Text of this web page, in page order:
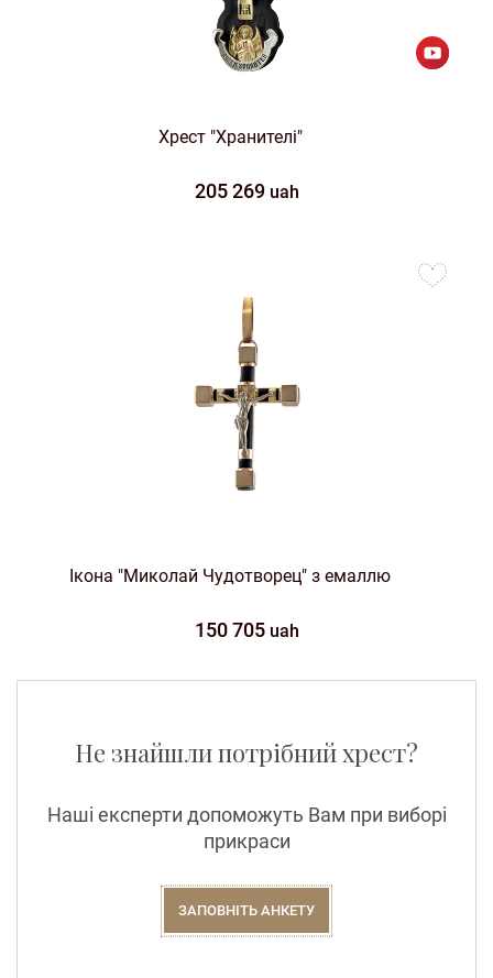
Хрест "Хранителі"
205 269 uah
Ікона "Миколай Чудотворец" з емаллю
150 705 uah
favorites
Не знайшли потрібний хрест?
Наші експерти допоможуть Вам при виборі
прикраси
ЗАПОВНІТЬ АНКЕТУ